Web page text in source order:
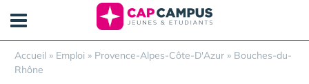
Accueil » Emploi » Provence-Alpes-Côte-D'Azur » Bouches-du-
Rhône
Panneau de gestion des cookies